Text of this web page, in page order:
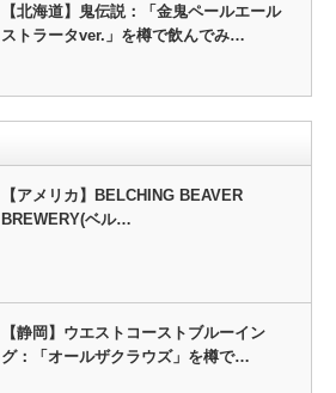
【北海道】鬼伝説：「金鬼ペールエール
ストラータver.」を樽で飲んでみ…
【アメリカ】BELCHING BEAVER
BREWERY(ベル…
【静岡】ウエストコーストブルーイン
グ：「オールザクラウズ」を樽で…